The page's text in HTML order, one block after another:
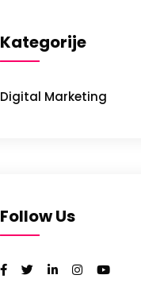
Kategorije
Digital Marketing
Follow Us